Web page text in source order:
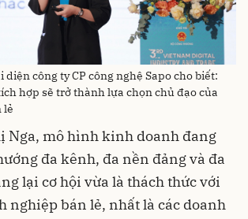
diện công ty CP công nghệ Sapo cho biết:
hợp sẽ trở thành lựa chọn chủ đạo của
lẻ
Nga, mô hình kinh doanh đang
đa kênh, đa nền đảng và đa
lại cơ hội vừa là thách thức với
nghiệp bán lẻ, nhất là các doanh